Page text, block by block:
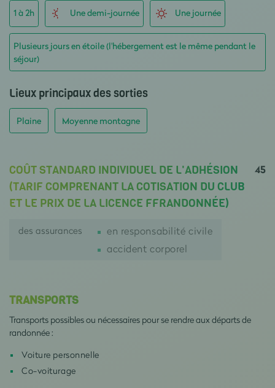
1 à 2h Une demi-journée Une journée
Plusieurs jours en étoile (l'hébergement est le même pendant le
séjour)
Lieux principaux des sorties
Plaine Moyenne montagne
COÛT STANDARD INDIVIDUEL DE L'ADHÉSION
(TARIF COMPRENANT LA COTISATION DU CLUB
ET LE PRIX DE LA LICENCE FFRANDONNÉE)
45
des assurances
en responsabilité civile
accident corporel
TRANSPORTS
Transports possibles ou nécessaires pour se rendre aux départs de
randonnée :
Voiture personnelle
Co-voiturage